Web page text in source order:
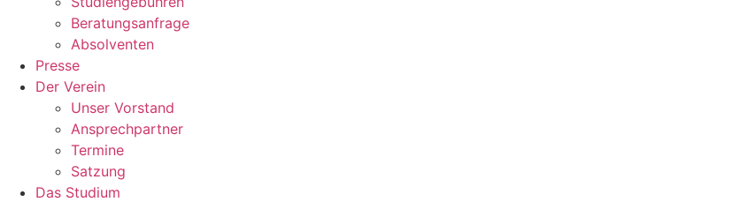
Beratungsanfrage
Absolventen
Presse
Der Verein
Unser Vorstand
Ansprechpartner
Termine
Satzung
Das Studium